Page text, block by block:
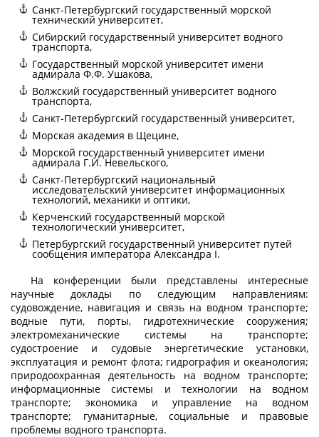
Санкт-Петербургский государственный морской
технический университет,
Сибирский государственный университет водного
транспорта,
Государственный морской университет имени
адмирала Ф.Ф. Ушакова,
Волжский государственный университет водного
транспорта,
Санкт-Петербургский государственный университет,
Морская академия в Щецине,
Морской государственный университет имени
адмирала Г.И. Невельского,
Санкт-Петербургский национальный
исследовательский университет информационных
технологий, механики и оптики,
Керченский государственный морской
технологический университет,
Петербургский государственный университет путей
сообщения императора Александра I.
На конференции были представлены интересные
научные доклады по следующим направлениям:
судовождение, навигация и связь на водном транспорте;
водные пути, порты, гидротехнические сооружения;
электромеханические системы на транспорте;
судостроение и судовые энергетические установки,
эксплуатация и ремонт флота; гидрография и океанология;
природоохранная деятельность на водном транспорте;
информационные системы и технологии на водном
транспорте; экономика и управление на водном
транспорте; гуманитарные, социальные и правовые
проблемы водного транспорта.